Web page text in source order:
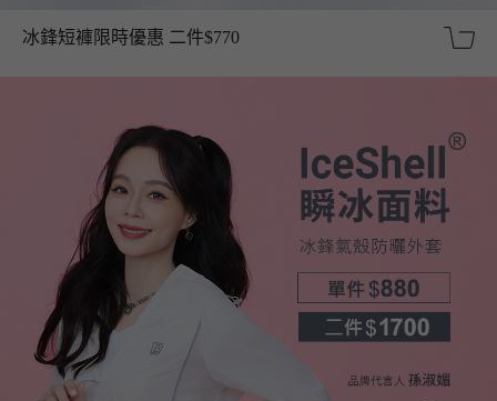
冰鋒短褲限時優惠 二件$770